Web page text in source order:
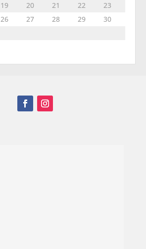
19 20 21 22
23
26 27 28 29
30